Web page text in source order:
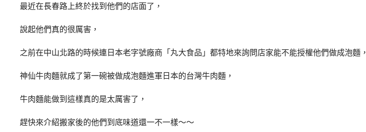
最近在長春路上終於找到他們的店面了，
說起他們真的很厲害，
之前在中山北路的時候連日本老字號廠商「丸大食品」都特地來詢問店家能不能授權他們做成泡麵，
神仙牛肉麵就成了第一碗被做成泡麵進軍日本的台灣牛肉麵，
牛肉麵能做到這樣真的是太厲害了，
趕快來介紹搬家後的他們到底味道還一不一樣～～